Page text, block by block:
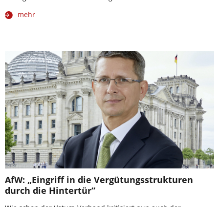
mehr
AfW: „Eingriff in die Vergütungsstrukturen
durch die Hintertür“